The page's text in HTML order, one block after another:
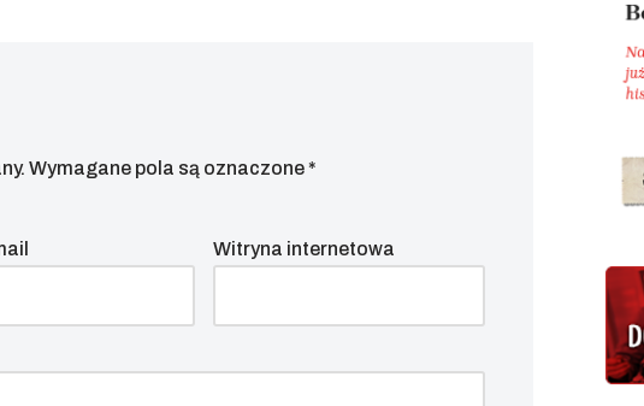
Wymagane pola są oznaczone*
Witryna internetowa